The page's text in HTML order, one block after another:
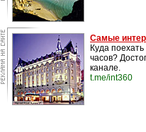
Самые
Куда
часов?
канале.
t.me/int360